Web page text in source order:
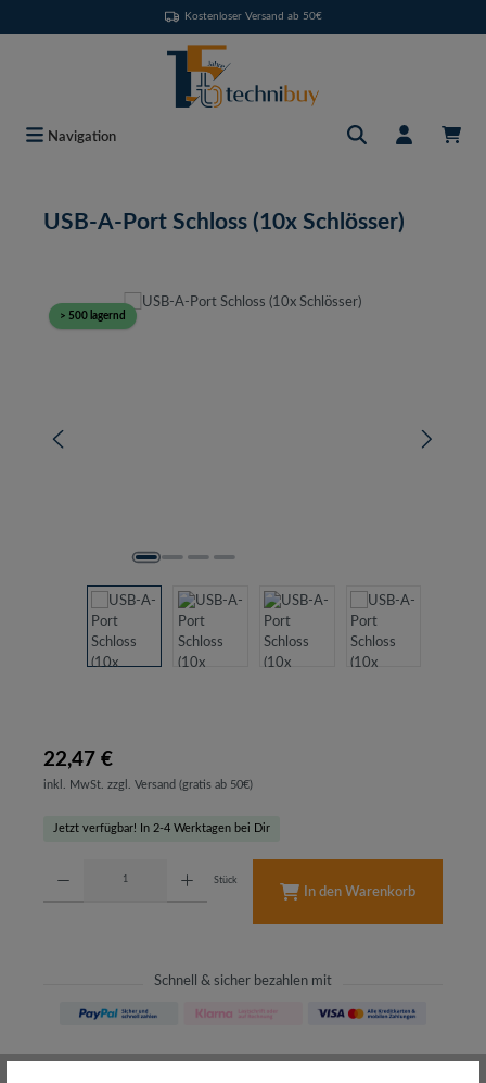
Kostenloser Versand ab 50€
Navigation
USB-A-Port Schloss (10x Schlösser)
Bildergalerie überspringen
> 500 lagernd
22,47 €
inkl. MwSt. zzgl. Versand (gratis ab 50€)
Jetzt verfügbar! In 2-4 Werktagen bei Dir
Stück
In den Warenkorb
Schnell & sicher bezahlen mit